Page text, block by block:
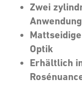
Zwei
Anwendung
Optik
Erhältlich